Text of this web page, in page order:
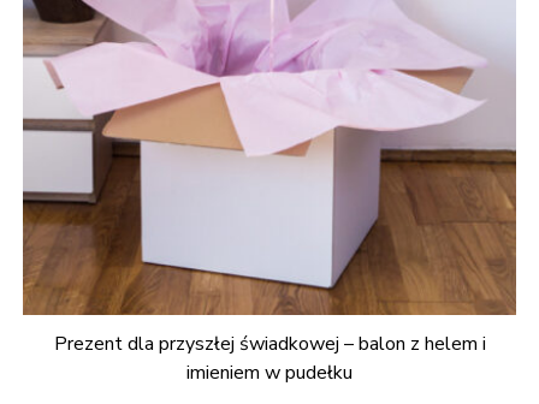
Prezent dla przyszłej świadkowej – balon z helem i
imieniem w pudełku